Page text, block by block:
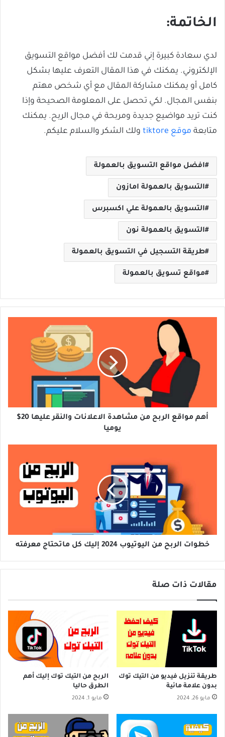
الخاتمة:
لدي سعادة كبيرة إني قدمت لك أفضل مواقع التسويق
الإلكتروني. يمكنك في هذا المقال التعرف عليها بشكل
كامل أو يمكنك مشاركة المقال مع أي شخص مهتم
بنفس المجال. لكي تحصل على المعلومة الصحيحة وإذا
كنت تريد مواضيع جديدة ومربحة في مجال الربح. يمكنك
متابعة موقع tiktore ولك الشكر والسلام عليكم.
افضل مواقع التسويق بالعمولة
التسويق بالعمولة امازون
التسويق بالعمولة علي اكسبرس
التسويق بالعمولة نون
طريقة التسجيل في التسويق بالعمولة
مواقع تسويق بالعمولة
مشاهدة
الاعلانات
20$
يوميا
أهم مواقع الربح من مشاهدة الاعلانات والنقر عليها 20$
يوميا
ماتحتاج
معرفته
خطوات الربح من اليوتيوب 2024 إليك كل ماتحتاج معرفته
مقالات ذات صلة
طريقة تنزيل فيديو من التيك توك
بدون علامة مائية
مايو 26, 2024
الربح من التيك توك إليك أهم
الطرق حاليا
مايو 1, 2024